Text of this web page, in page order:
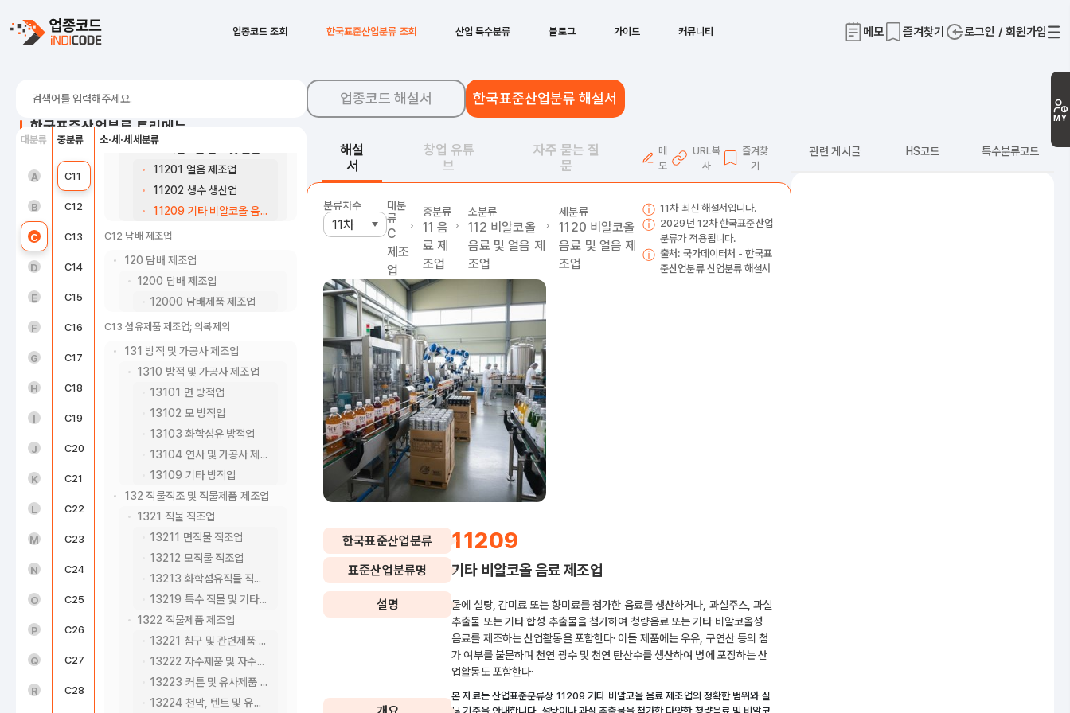
업종코드 조회 한국표준산업분류 조회 산업 특수분류 블로그 가이드 커뮤니티 메모 즐겨찾기 로그인 / 회원가입
MY
한국표준산업분류 트리메뉴
대분류
A 농업, 임업 및 어업(01~03)
B 광업(05~08)
C 제조업(10~34)
D 전기, 가스, 증기 및 공기조절 공급업(35)
E 수도, 하수 및 폐기물 처리, 원료 재생업(36 ~ 39)
F 건설업(41~42)
G 도매 및 소매업(45~47)
H 운수 및 창고업(49~52)
I 숙박 및 음식점업(55~56)
J 정보통신업(58~63)
K 금융 및 보험업(64~66)
L 부동산업(68)
M 전문, 과학 및 기술 서비스업(70~73)
N 사업시설 관리, 사업 지원 및 임대 서비스업(74~76)
O 공공행정, 국방 및 사회보장 행정(84)
P 교육 서비스업(85)
Q 보건업 및 사회복지 서비스업(86~87)
R 예술, 스포츠 및 여가관련 서비스업(90~91)
중분류
B05 석탄, 원유 및 천연가스 광업
C10 식료품 제조업
C11
C12
C13 섬유제품 제조업; 의복제외
C14 의복, 의복 액세서리 및 모피제품 제조업
C15 가죽, 가방 및 신발 제조업
C16 목재 및 나무제품 제조업; 가구 제외
C17 펄프, 종이 및 종이제품 제조업
C18 인쇄 및 기록매체 복제업
C19 코크스, 연탄 및 석유정제품 제조업
C20 화학물질 및 화학제품 제조업; 의약품 제외
C21 의료용 물질 및 의약품 제조업
C22
C23 비금속 광물제품 제조업
C24
C25 금속가공제품 제조업; 기계 및 가구 제외
C26 전자부품, 컴퓨터, 영상, 음향 및 통신장비 제조업
C27 의료, 정밀, 광학기기 및 시계 제조업
C28 전기장비 제조업
소·세·세세분류
11119 기타 발효주 제조업
112 비알코올음료 및 얼음 제조업
11201 얼음 제조업
11202 생수 생산업
11209 기타 비알코올 음료 제조업
C12 담배 제조업
120 담배 제조업
1200 담배 제조업
12000 담배제품 제조업
C13 섬유제품 제조업; 의복제외
131 방적 및 가공사 제조업
1310 방적 및 가공사 제조업
13101 면 방적업
13102 모 방적업
13103 화학섬유 방적업
13104 연사 및 가공사 제조업
13109 기타 방적업
132 직물직조 및 직물제품 제조업
1321 직물 직조업
13211 면직물 직조업
13212 모직물 직조업
13213 화학섬유직물 직조업
13219 특수 직물 및 기타 직물 직조업
1322 직물제품 제조업
13221 침구 및 관련제품 제조업
13222 자수제품 및 자수용재료 제조업
13223 커튼 및 유사제품 제조업
13224 천막, 텐트 및 유사 제품 제조업
업종코드 해설서 한국표준산업분류 해설서
해설
서
창업 유튜
브
자주 묻는 질
문
메
모
URL복
사
즐겨찾
기
분류차수
대분
류
C
제조
업
중분류
11 음
료 제
조업
소분류
112 비알코올
음료 및 얼음 제
조업
세분류
1120 비알코올
음료 및 얼음 제
조업
11차 최신 해설서입니다.
2029년 12차 한국표준산업
분류가 적용됩니다.
출처: 국가데이터처 - 한국표
준산업분류 산업분류 해설서
한국표준산업분류 11209
표준산업분류명 기타 비알코올 음료 제조업
설명
물에 설탕, 감미료 또는 향미료를 첨가한 음료를 생산하거나, 과실주스, 과실
추출물 또는 기타 합성 추출물을 첨가하여 청량음료 또는 기타 비알코올성
음료를 제조하는 산업활동을 포함한다· 이들 제품에는 우유, 구연산 등의 첨
가 여부를 불문하며 천연 광수 및 천연 탄산수를 생산하여 병에 포장하는 산
업활동도 포함한다·
본 자료는 산업표준분류상 11209 기타 비알코올 음료 제조업의 정확한 범위와 실
관련 게시글 HS코드 특수분류코드